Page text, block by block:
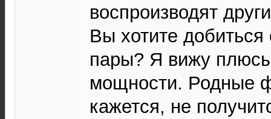
воспроизводят
Вы хотите
пары? Я вижу
мощности. Родные
кажется, не